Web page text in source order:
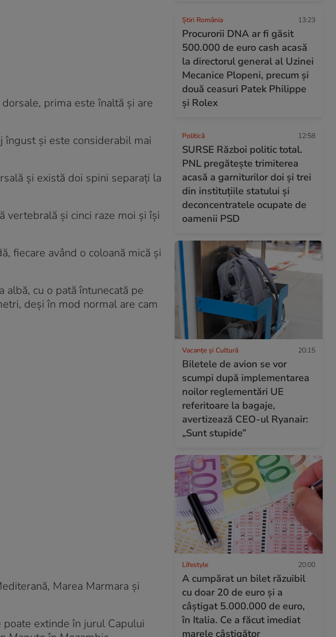
prima este înaltă și are
îngust și este considerabil mai
și există doi spini separați la
vertebrală și cinci raze moi și își
fiecare având o coloană mică și
cu o pată întunecată pe
deși în mod normal are cam
Marea Marmara și
extinde în jurul Capului
Știri România 13:23
Procurorii DNA ar fi găsit
500.000 de euro cash acasă
la directorul general al Uzinei
Mecanice Plopeni, precum și
două ceasuri Patek Philippe
și Rolex
Politică 12:58
SURSE Război politic total.
PNL pregătește trimiterea
acasă a garniturilor doi și trei
din instituțiile statului și
deconcentratele ocupate de
oamenii PSD
Vacanțe și Cultură 20:15
Biletele de avion se vor
scumpi după implementarea
noilor reglementări UE
referitoare la bagaje,
avertizează CEO-ul Ryanair:
„Sunt stupide”
Lifestyle 20:00
A cumpărat un bilet răzuibil
cu doar 20 de euro și a
câștigat 5.000.000 de euro,
în Italia. Ce a făcut imediat
marele câștigător